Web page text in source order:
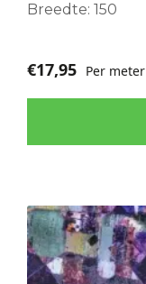
Breedte: 150
€17,95 Per meter